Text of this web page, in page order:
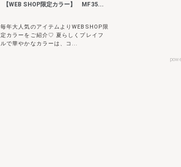
【WEB SHOP限定カラー】 MF35...
毎年大人気のアイテムよりWEBSHOP限
定カラーをご紹介♡ 夏らしくプレイフ
ルで華やかなカラーは、コ...